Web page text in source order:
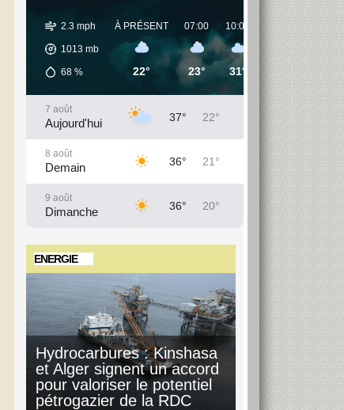
2.3 mph
1013mb
68%
À PRÉSENT
22°
07:00
23°
10:00
31°
13:00
37°
16:00
37°
7 août
Aujourd'hui 37° 22°
8 août
Demain 36° 21°
9 août
Dimanche 36° 20°
10 août
Lundi
Mardi 22°
12 août
Mercredi 37° 21°
13 août
Jeudi 36° 22°
ENERGIE
Hydrocarbures : Kinshasa
et Alger signent un accord
pour valoriser le potentiel
pétrogazier de la RDC